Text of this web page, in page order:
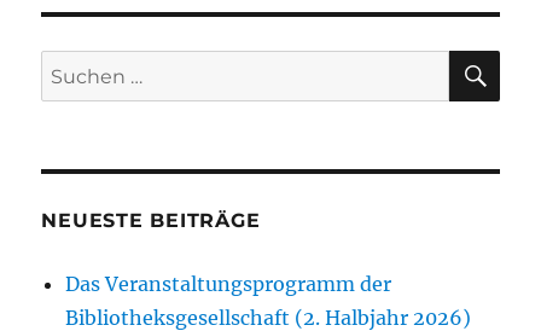
Suchen
nach:
NEUESTE BEITRÄGE
Das Veranstaltungsprogramm der
Bibliotheksgesellschaft (2. Halbjahr 2026)